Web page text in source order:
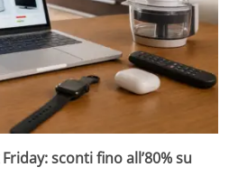
sconti fino all’80% su